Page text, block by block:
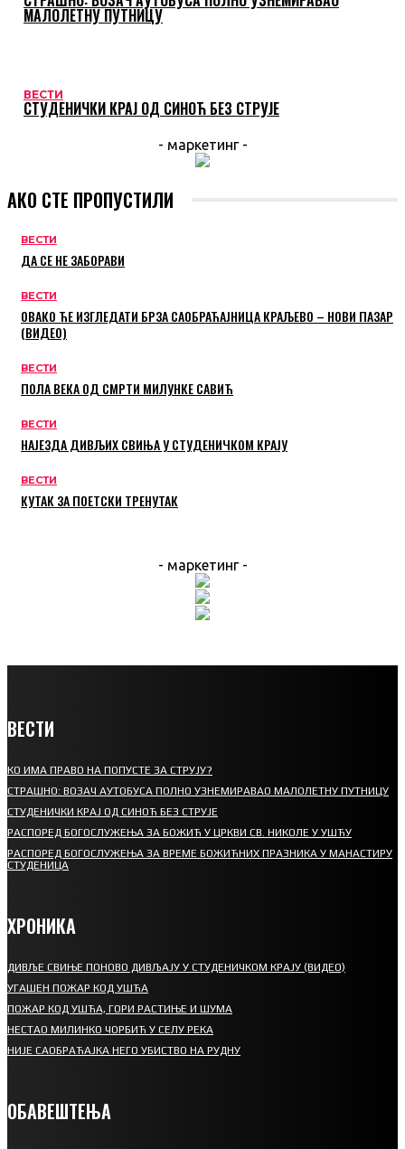
МАЛОЛЕТНУ ПУТНИЦУ
ВЕСТИ
СТУДЕНИЧКИ КРАЈ ОД СИНОЋ БЕЗ СТРУЈЕ
- маркетинг -
АКО СТЕ ПРОПУСТИЛИ
ВЕСТИ
ДА СЕ НЕ ЗАБОРАВИ
ВЕСТИ
ОВАКО ЋЕ ИЗГЛЕДАТИ БРЗА САОБРАЋАЈНИЦА КРАЉЕВО – НОВИ ПАЗАР
(ВИДЕО)
ВЕСТИ
ПОЛА ВЕКА ОД СМРТИ МИЛУНКЕ САВИЋ
ВЕСТИ
НАЈЕЗДА ДИВЉИХ СВИЊА У СТУДЕНИЧКОМ КРАЈУ
ВЕСТИ
КУТАК ЗА ПОЕТСКИ ТРЕНУТАК
- маркетинг -
ВЕСТИ
КО ИМА ПРАВО НА ПОПУСТЕ ЗА СТРУЈУ?
СТРАШНО: ВОЗАЧ АУТОБУСА ПОЛНО УЗНЕМИРАВАО МАЛОЛЕТНУ ПУТНИЦУ
СТУДЕНИЧКИ КРАЈ ОД СИНОЋ БЕЗ СТРУЈЕ
РАСПОРЕД БОГОСЛУЖЕЊА ЗА БОЖИЋ У ЦРКВИ СВ. НИКОЛЕ У УШЋУ
РАСПОРЕД БОГОСЛУЖЕЊА ЗА ВРЕМЕ БОЖИЋНИХ ПРАЗНИКА У МАНАСТИРУ
СТУДЕНИЦА
ХРОНИКА
ДИВЉЕ СВИЊЕ ПОНОВО ДИВЉАЈУ У СТУДЕНИЧКОМ КРАЈУ (ВИДЕО)
УГАШЕН ПОЖАР КОД УШЋА
ПОЖАР КОД УШЋА, ГОРИ РАСТИЊЕ И ШУМА
НЕСТАО МИЛИНКО ЧОРБИЋ У СЕЛУ РЕКА
НИЈЕ САОБРАЋАЈКА НЕГО УБИСТВО НА РУДНУ
ОБАВЕШТЕЊА